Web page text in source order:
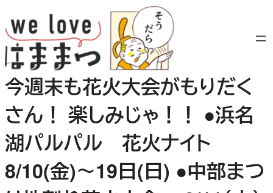
容
を
ス
キ
ッ
今週末も花火大会がもりだく
さん！ 楽しみじゃ！！ ●浜名
湖パルパル 花火ナイト
8/10(金)～19日(日) ●中部まつ